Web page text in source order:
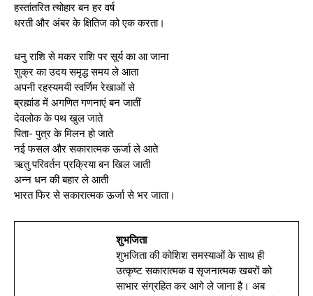
हस्तांतरित त्योहार बन हर वर्ष
धरती और अंबर के क्षितिज को एक करता।
धनु राशि से मकर राशि पर सूर्य का आ जाना
शुक्र का उदय समृद्ध समय ले आता
अपनी रहस्यमयी स्वर्णिम रेखाओं से
ब्रह्मांड में अगणित गणनाएं बन जातीं
देवलोक के पथ खुल जाते
पिता- पुत्र के मिलन हो जाते
नई फसल और सकारात्मक ऊर्जा ले आते
ऋतु परिवर्तन प्रक्रिया बन खिल जाती
अन्न धन की बहार ले आती
भारत फिर से सकारात्मक ऊर्जा से भर जाता।
शुभजिता
शुभजिता की कोशिश समस्याओं के साथ ही
उत्कृष्ट सकारात्मक व सृजनात्मक खबरों को
साभार संग्रहित कर आगे ले जाना है। अब